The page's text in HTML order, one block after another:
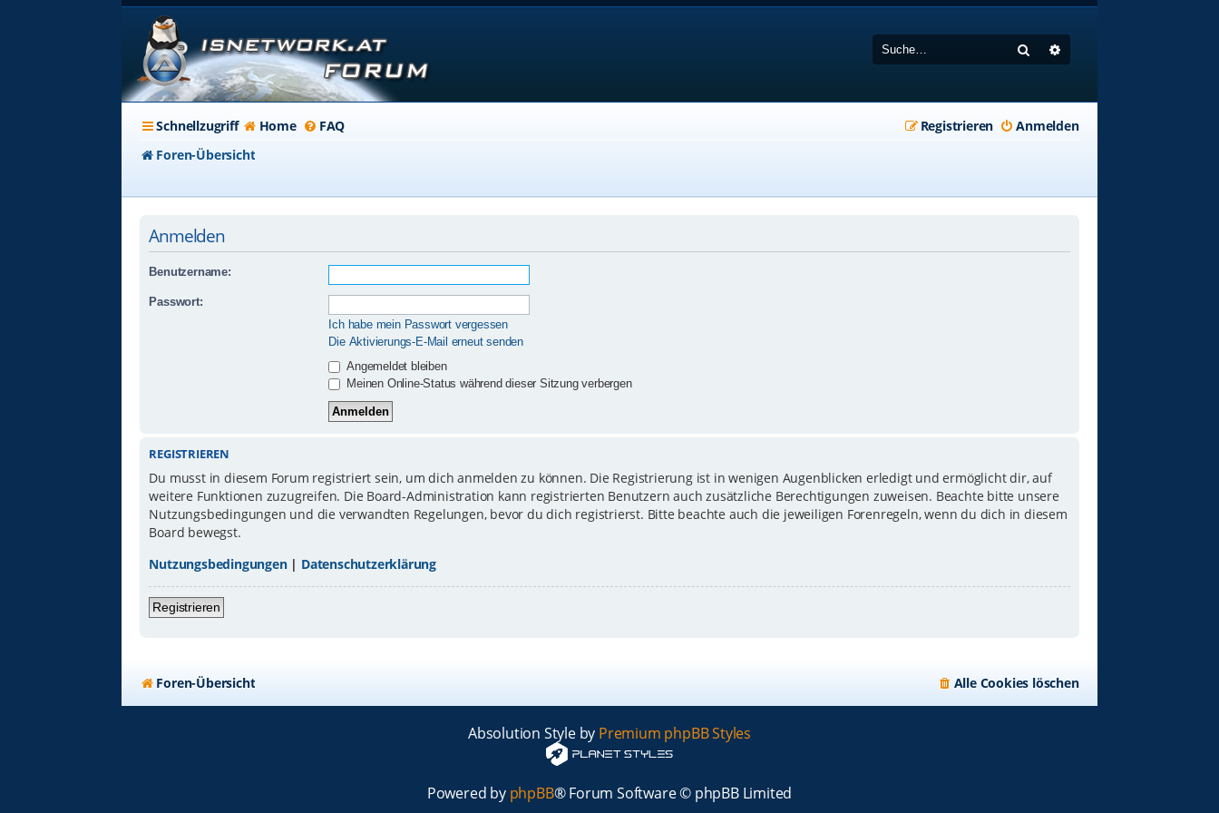
Suche
Schnellzugriff Home FAQ Anmelden
Registrieren
Foren-Übersicht
Anmelden
Benutzername:
Passwort:
Ich habe mein Passwort vergessen
Die Aktivierungs-E-Mail erneut senden
Angemeldet bleiben
Meinen Online-Status während dieser Sitzung verbergen
REGISTRIEREN
Du musst in diesem Forum registriert sein, um dich anmelden zu können. Die Registrierung ist in wenigen Augenblicken erledigt und ermöglicht dir, auf
weitere Funktionen zuzugreifen. Die Board-Administration kann registrierten Benutzern auch zusätzliche Berechtigungen zuweisen. Beachte bitte unsere
Nutzungsbedingungen und die verwandten Regelungen, bevor du dich registrierst. Bitte beachte auch die jeweiligen Forenregeln, wenn du dich in diesem
Board bewegst.
Nutzungsbedingungen| Datenschutzerklärung
Registrieren
Foren-Übersicht Alle Cookies löschen
Absolution Style by Premium phpBB Styles
Powered by phpBB® Forum Software © phpBB Limited